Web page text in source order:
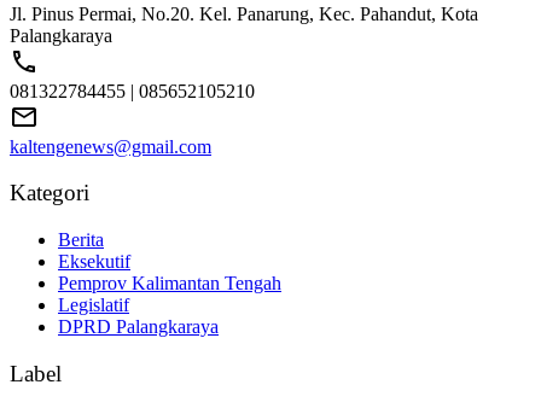
Jl. Pinus Permai, No.20. Kel. Panarung, Kec. Pahandut, Kota
Palangkaraya
081322784455 | 085652105210
kaltengenews@gmail.com
Kategori
Berita
Eksekutif
Pemprov Kalimantan Tengah
Legislatif
DPRD Palangkaraya
Label